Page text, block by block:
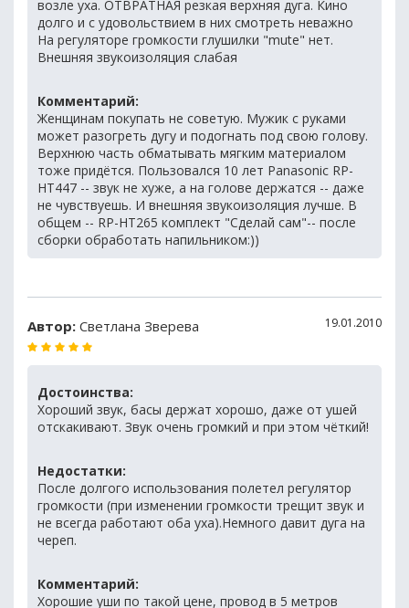
возле уха. ОТВРАТНАЯ резкая верхняя дуга. Кино
долго и с удовольствием в них смотреть неважно
На регуляторе громкости глушилки "mute" нет.
Внешняя звукоизоляция слабая
Комментарий:
Женщинам покупать не советую. Мужик с руками
может разогреть дугу и подогнать под свою голову.
Верхнюю часть обматывать мягким материалом
тоже придётся. Пользовался 10 лет Panasonic RP-
HT447 -- звук не хуже, а на голове держатся -- даже
не чувствуешь. И внешняя звукоизоляция лучше. В
общем -- RP-HT265 комплект "Сделай сам"-- после
сборки обработать напильником:))
Автор: Светлана Зверева 19.01.2010
Достоинства:
Хороший звук, басы держат хорошо, даже от ушей
отскакивают. Звук очень громкий и при этом чёткий!
Недостатки:
После долгого использования полетел регулятор
громкости (при изменении громкости трещит звук и
не всегда работают оба уха).Немного давит дуга на
череп.
Комментарий:
Хорошие уши по такой цене, провод в 5 метров